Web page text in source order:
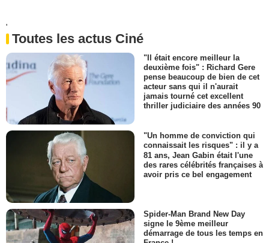
'
Toutes les actus Ciné
"Il était encore meilleur la
deuxième fois" : Richard Gere
pense beaucoup de bien de cet
acteur sans qui il n'aurait
jamais tourné cet excellent
thriller judiciaire des années 90
"Un homme de conviction qui
connaissait les risques" : il y a
81 ans, Jean Gabin était l'une
des rares célébrités françaises à
avoir pris ce bel engagement
Spider-Man Brand New Day
signe le 9ème meilleur
démarrage de tous les temps en